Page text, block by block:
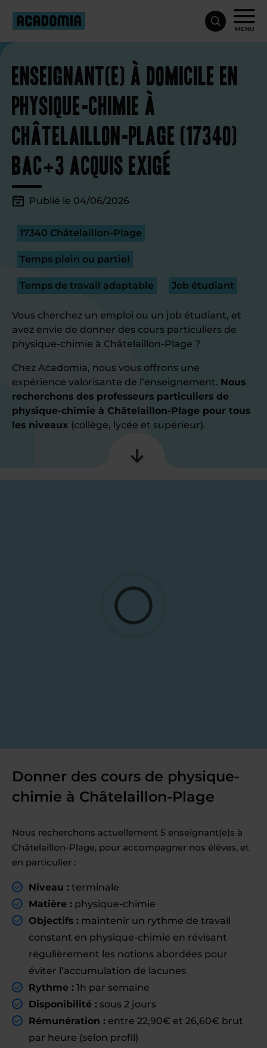
MENU
Enseignant(e) à domicile en
physique-chimie à
Châtelaillon-Plage (17340)
Bac+3 acquis exigé
Publié le 04/06/2026
17340 Châtelaillon-Plage
Temps plein ou partiel
Temps de travail adaptable Job étudiant
Vous cherchez un emploi ou un job étudiant, et
avez envie de donner des cours particuliers de
physique-chimie à Châtelaillon-Plage ?
Chez Acadomia, nous vous offrons une
expérience valorisante de l’enseignement. Nous
recherchons des professeurs particuliers de
physique-chimie à Châtelaillon-Plage pour tous
les niveaux (collège, lycée et supérieur).
Donner des cours de physique-
chimie à Châtelaillon-Plage
Nous recherchons actuellement 5 enseignant(e)s à
Châtelaillon-Plage, pour accompagner nos élèves, et
en particulier :
Niveau : terminale
Matière : physique-chimie
Objectifs : maintenir un rythme de travail
constant en physique-chimie en révisant
régulièrement les notions abordées pour
éviter l’accumulation de lacunes
Rythme : 1h par semaine
Disponibilité : sous 2 jours
Rémunération : entre 22,90€ et 26,60€ brut
par heure (selon profil)